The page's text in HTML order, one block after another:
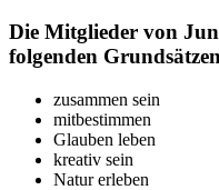
Die Mitglieder von
folgenden
zusammen sein
mitbestimmen
Glauben leben
kreativ sein
Natur erleben